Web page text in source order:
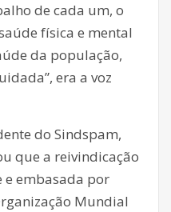
de cada um, o
física e mental
da população,
era a voz
do Sindspam,
que a reivindicação
e embasada por
Mundial